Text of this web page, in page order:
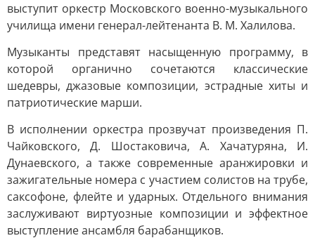
выступит оркестр Московского военно-музыкального
училища имени генерал-лейтенанта В. М. Халилова.
Музыканты представят насыщенную программу, в
которой органично сочетаются классические
шедевры, джазовые композиции, эстрадные хиты и
патриотические марши.
В исполнении оркестра прозвучат произведения П.
Чайковского, Д. Шостаковича, А. Хачатуряна, И.
Дунаевского, а также современные аранжировки и
зажигательные номера с участием солистов на трубе,
саксофоне, флейте и ударных. Отдельного внимания
заслуживают виртуозные композиции и эффектное
выступление ансамбля барабанщиков.